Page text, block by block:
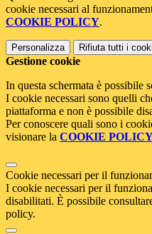
cookie necessari al
COOKIE POLICY.
Personalizza Rifiuta tutti i
Gestione cookie
In questa schermata è possibile
I cookie necessari sono quelli
piattaforma e non è possibile
Per conoscere quali sono i
visionare la COOKIE
Cookie necessari per il
I cookie necessari per il
disabilitati. È possibile
policy.